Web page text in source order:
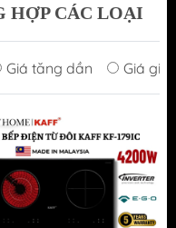
HỢP CÁC LOẠI
Giá tăng dần Giá